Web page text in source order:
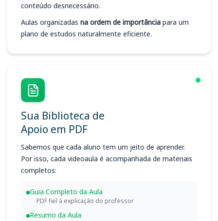
conteúdo desnecessário.
Aulas organizadas na ordem de importância para um
plano de estudos naturalmente eficiente.
Sua Biblioteca de
Apoio em PDF
Sabemos que cada aluno tem um jeito de aprender.
Por isso, cada videoaula é acompanhada de materiais
completos:
Guia Completo da Aula
PDF fiel à explicação do professor
Resumo da Aula